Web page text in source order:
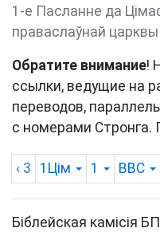
1-е Пасланне да
праваслаўнай царквы
Обратите внимание!
ссылки, ведущие на
переводов,
с номерами Стронга.
‹ 3 1Цім 1 BBC
Біблейская камісія